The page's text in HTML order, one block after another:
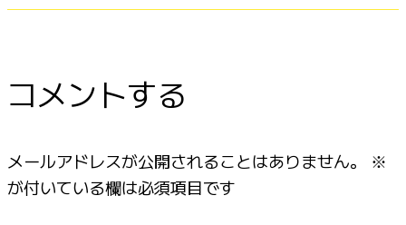
コメントする
メールアドレスが公開されることはありません。
※
が付いている欄は必須項目です